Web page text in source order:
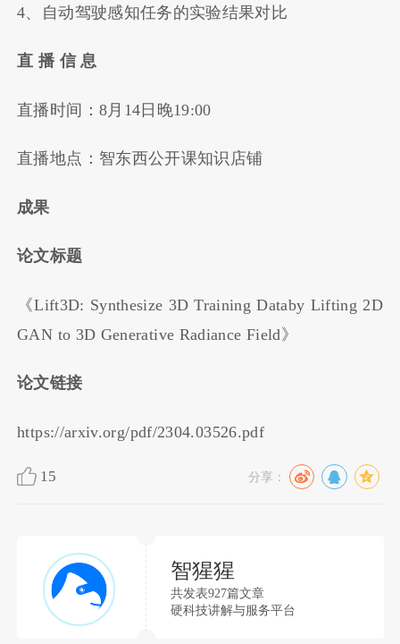
4、自动驾驶感知任务的实验结果对比
直 播 信 息
直播时间：8月14日晚19:00
直播地点：智东西公开课知识店铺
成果
论文标题
《Lift3D: Synthesize 3D Training Databy Lifting 2D
GAN to 3D Generative Radiance Field》
论文链接
https://arxiv.org/pdf/2304.03526.pdf
15 分享：
智猩猩
共发表927篇文章
硬科技讲解与服务平台